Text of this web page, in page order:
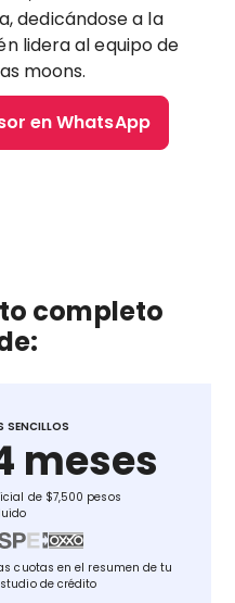
dedicándose a la
lidera al equipo de
moons.
en WhatsApp
completo
SENCILLOS
meses
de $7,500 pesos
cuotas en el resumen de tu
de crédito